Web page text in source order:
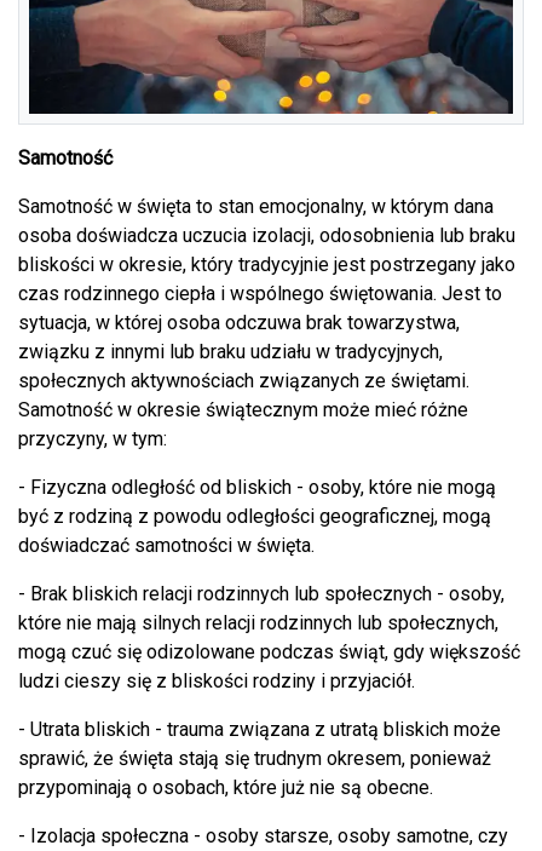
Samotność
Samotność w święta to stan emocjonalny, w którym dana
osoba doświadcza uczucia izolacji, odosobnienia lub braku
bliskości w okresie, który tradycyjnie jest postrzegany jako
czas rodzinnego ciepła i wspólnego świętowania. Jest to
sytuacja, w której osoba odczuwa brak towarzystwa,
związku z innymi lub braku udziału w tradycyjnych,
społecznych aktywnościach związanych ze świętami.
Samotność w okresie świątecznym może mieć różne
przyczyny, w tym:
- Fizyczna odległość od bliskich - osoby, które nie mogą
być z rodziną z powodu odległości geograficznej, mogą
doświadczać samotności w święta.
- Brak bliskich relacji rodzinnych lub społecznych - osoby,
które nie mają silnych relacji rodzinnych lub społecznych,
mogą czuć się odizolowane podczas świąt, gdy większość
ludzi cieszy się z bliskości rodziny i przyjaciół.
- Utrata bliskich - trauma związana z utratą bliskich może
sprawić, że święta stają się trudnym okresem, ponieważ
przypominają o osobach, które już nie są obecne.
- Izolacja społeczna - osoby starsze, osoby samotne, czy